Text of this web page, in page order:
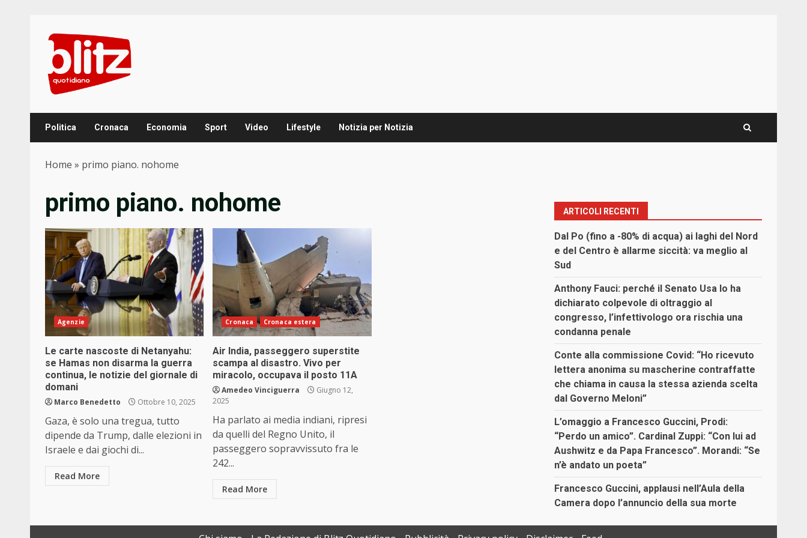
content
Politica Cronaca Economia Sport Video Lifestyle Notizia per Notizia
Home » primo piano. nohome
primo piano. nohome
Agenzie
Le carte nascoste di Netanyahu:
se Hamas non disarma la guerra
continua, le notizie del giornale di
domani
Marco Benedetto Ottobre 10, 2025
Gaza, è solo una tregua, tutto
dipende da Trump, dalle elezioni in
Israele e dai giochi di...
Read More
Cronaca Cronaca estera
Air India, passeggero superstite
scampa al disastro. Vivo per
miracolo, occupava il posto 11A
Amedeo Vinciguerra
Giugno 12,
2025
Ha parlato ai media indiani, ripresi
da quelli del Regno Unito, il
passeggero sopravvissuto fra le
242...
Read More
ARTICOLI RECENTI
Dal Po (fino a -80% di acqua) ai laghi del Nord
e del Centro è allarme siccità: va meglio al
Sud
Anthony Fauci: perché il Senato Usa lo ha
dichiarato colpevole di oltraggio al
congresso, l’infettivologo ora rischia una
condanna penale
Conte alla commissione Covid: “Ho ricevuto
lettera anonima su mascherine contraffatte
che chiama in causa la stessa azienda scelta
dal Governo Meloni”
L’omaggio a Francesco Guccini, Prodi:
“Perdo un amico”. Cardinal Zuppi: “Con lui ad
Aushwitz e da Papa Francesco”. Morandi: “Se
n’è andato un poeta”
Francesco Guccini, applausi nell’Aula della
Camera dopo l’annuncio della sua morte